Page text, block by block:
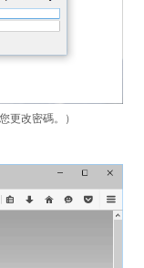
更改密碼。）